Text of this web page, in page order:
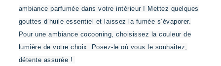
ambiance parfumée dans votre intérieur ! Mettez quelques
gouttes d’huile essentiel et laissez la fumée s’évaporer.
Pour une ambiance cocooning, choisissez la couleur de
lumière de votre choix. Posez-le où vous le souhaitez,
détente assurée !